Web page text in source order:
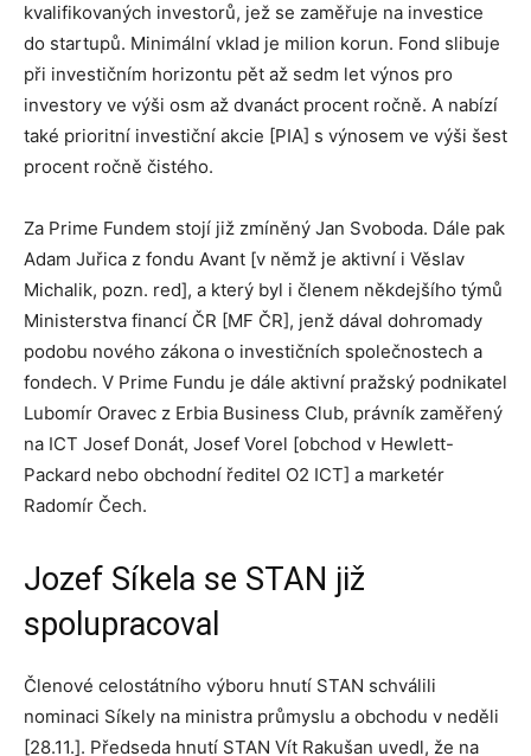
kvalifikovaných investorů, jež se zaměřuje na investice
do startupů. Minimální vklad je milion korun. Fond slibuje
při investičním horizontu pět až sedm let výnos pro
investory ve výši osm až dvanáct procent ročně. A nabízí
také prioritní investiční akcie [PIA] s výnosem ve výši šest
procent ročně čistého.
Za Prime Fundem stojí již zmíněný Jan Svoboda. Dále pak
Adam Juřica z fondu Avant [v němž je aktivní i Věslav
Michalik, pozn. red], a který byl i členem někdejšího týmů
Ministerstva financí ČR [MF ČR], jenž dával dohromady
podobu nového zákona o investičních společnostech a
fondech. V Prime Fundu je dále aktivní pražský podnikatel
Lubomír Oravec z Erbia Business Club, právník zaměřený
na ICT Josef Donát, Josef Vorel [obchod v Hewlett-
Packard nebo obchodní ředitel O2 ICT] a marketér
Radomír Čech.
Jozef Síkela se STAN již
spolupracoval
Členové celostátního výboru hnutí STAN schválili
nominaci Síkely na ministra průmyslu a obchodu v neděli
[28.11.]. Předseda hnutí STAN Vít Rakušan uvedl, že na